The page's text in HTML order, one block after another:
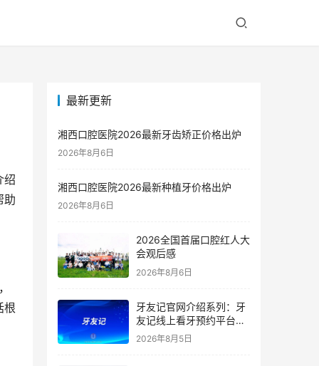
绍
助
根
最新更新
湘西口腔医院2026最新牙齿矫正价格出炉
2026年8月6日
湘西口腔医院2026最新种植牙价格出炉
2026年8月6日
2026全国首届口腔红人大
会观后感
2026年8月6日
牙友记官网介绍系列：牙
友记线上看牙预约平台是
干什么的？靠谱吗？
2026年8月5日